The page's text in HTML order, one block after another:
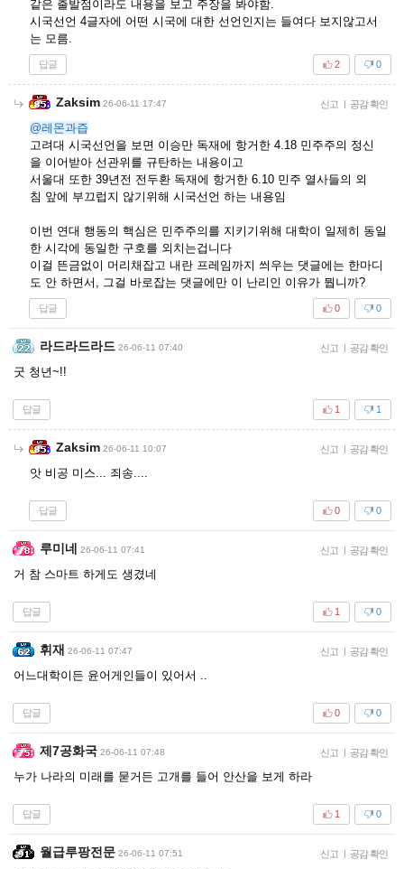
같은 출발점이라도 내용을 보고 주장을 봐야함.
시국선언 4글자에 어떤 시국에 대한 선언인지는 들여다 보지않고서
는 모름.
답글 0
2
Zaksim 26-06-11 17:47 신고 | 공감 확인
@레몬과즙
고려대 시국선언을 보면 이승만 독재에 항거한 4.18 민주주의 정신
을 이어받아 선관위를 규탄하는 내용이고
서울대 또한 39년전 전두환 독재에 항거한 6.10 민주 열사들의 외
침 앞에 부끄럽지 않기위해 시국선언 하는 내용임
이번 연대 행동의 핵심은 민주주의를 지키기위해 대학이 일제히 동일
한 시각에 동일한 구호를 외치는겁니다
이걸 뜬금없이 머리채잡고 내란 프레임까지 씌우는 댓글에는 한마디
도 안 하면서, 그걸 바로잡는 댓글에만 이 난리인 이유가 뭡니까?
답글 0
0
라드라드라드 26-06-11 07:40 신고 | 공감 확인
굿 청년~!!
답글 1
1
Zaksim 26-06-11 10:07 신고 | 공감 확인
앗 비공 미스... 죄송....
답글 0
0
루미네 26-06-11 07:41 신고 | 공감 확인
거 참 스마트 하게도 생겼네
답글 0
1
휘재 26-06-11 07:47 신고 | 공감 확인
어느대학이든 윤어게인들이 있어서 ..
답글 0
0
제7공화국 26-06-11 07:48 신고 | 공감 확인
누가 나라의 미래를 묻거든 고개를 들어 안산을 보게 하라
답글 0
1
월급루팡전문 26-06-11 07:51 신고 | 공감 확인